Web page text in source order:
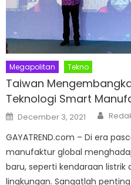
Megapolitan Tekno
Taiwan
Teknologi Smart
Posted
on
December 3, 2021
GAYATREND.com – Di era
manufaktur global
baru, seperti kendaraan
lingkungan. Sangatlah